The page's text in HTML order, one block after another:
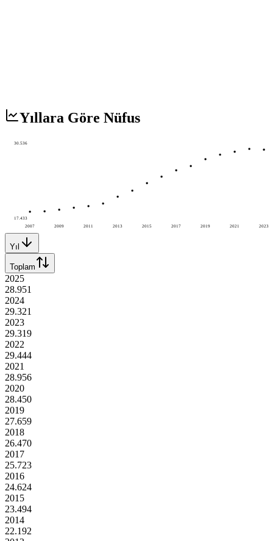
Yıllara Göre Nüfus
2007 2009 2011 2013 2015 2017 2019 2021 2023
30.536
17.433
Yıl
Toplam
2025
28.951
2024
29.321
2023
29.319
2022
29.444
2021
28.956
2020
28.450
2019
27.659
2018
26.470
2017
25.723
2016
24.624
2015
23.494
2014
22.192